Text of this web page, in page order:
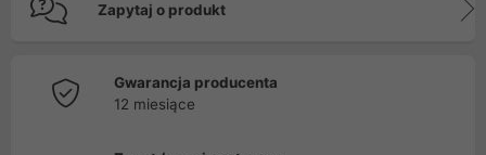
Zapytaj o produkt
Gwarancja producenta
12 miesiące